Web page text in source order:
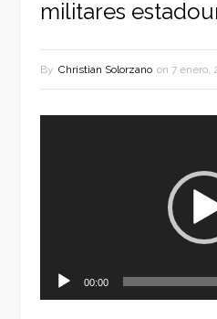
militares
By Christian Solorzano on 7 enero,
00:00